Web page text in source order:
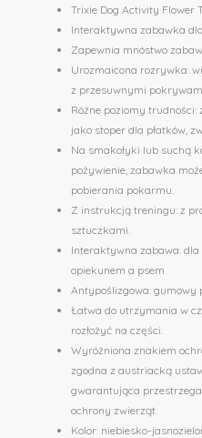
Trixie Dog Activity Flower
Interaktywna zabawka
Zapewnia mnóstwo
Urozmaicona rozrywka:
z przesuwnymi
Różne poziomy
jako stoper dla płatków,
Na smakołyki lub suchą
pożywienie, zabawka
pobierania pokarmu.
Z instrukcją treningu: z
sztuczkami.
Interaktywna zabawa:
opiekunem a psem.
Antypoślizgowa: gumowy
Łatwa do utrzymania w
rozłożyć na części.
Wyróżniona znakiem
zgodna z austriacką
gwarantująca
ochrony zwierząt.
Kolor: niebiesko-